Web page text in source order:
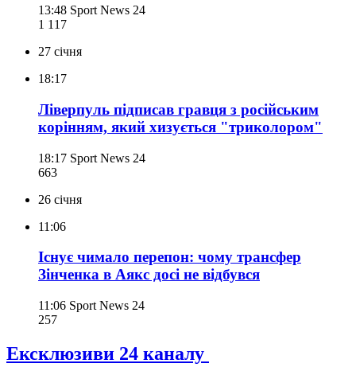
13:48 Sport News 24
1 117
27 січня
18:17
Ліверпуль підписав гравця з російським
корінням, який хизується "триколором"
18:17 Sport News 24
663
26 січня
11:06
Існує чимало перепон: чому трансфер
Зінченка в Аякс досі не відбувся
11:06 Sport News 24
257
Ексклюзиви 24 каналу